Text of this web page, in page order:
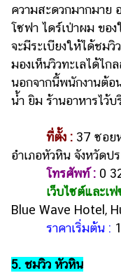
ความสะดวกมากมาย
โซฟา ไดร์เป่าผม ขอ
จะมีระเบียงให้ได้ชมวิ
มองเห็นวิวทะเลได้ไ
นอกจากนี้พนักงานต้อ
น้ำ ยิม ร้านอาหารไว้บ
ที่ตั้ง : 37 ซอย
อำเภอหัวหิน จังหวัดป
โทรศัพท์ : 0
เว็บไซต์และเ
Blue Wave Hotel,
ราคาเริ่มต้น :
5. ชมวิว หัวหิน